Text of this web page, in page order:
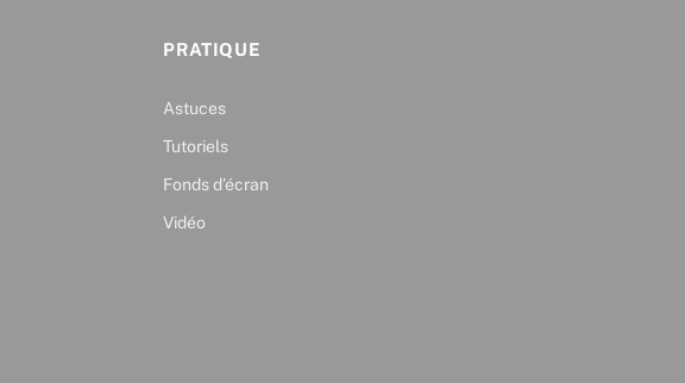
PRATIQUE
Astuces
Tutoriels
Fonds d’écran
Vidéo